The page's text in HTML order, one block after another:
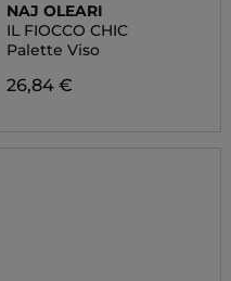
NAJ OLEARI
IL FIOCCO CHIC
Palette Viso
26,84 €